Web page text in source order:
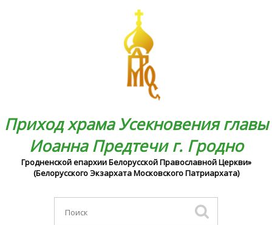
Приход храма Усекновения главы
Иоанна Предтечи г. Гродно
Гродненской епархии Белорусской Православной Церкви»
(Белорусского Экзархата Московского Патриархата)